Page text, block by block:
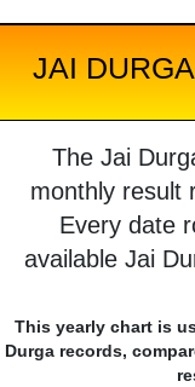
JAI
The Jai
monthly result
Every date
available Jai
This yearly chart is
Durga records,